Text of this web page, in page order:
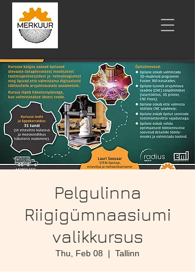
Pelgulinna
Riigigümnaasiumi
valikkursus
Thu, Feb 08
  |
Tallinn